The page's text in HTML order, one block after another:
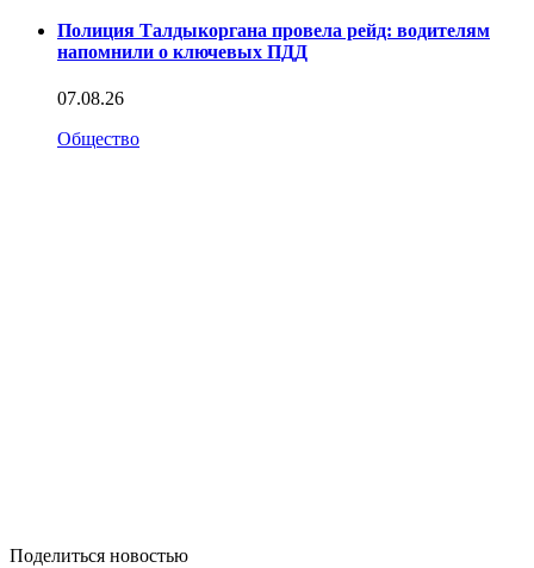
Полиция Талдыкоргана провела рейд: водителям
напомнили о ключевых ПДД
07.08.26
Общество
Поделиться новостью